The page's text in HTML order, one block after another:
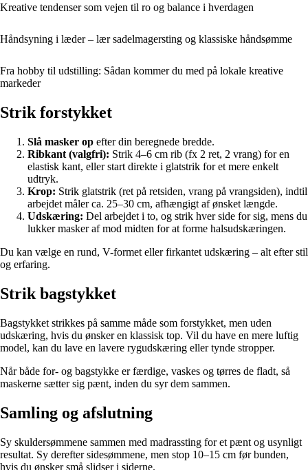
Kreative tendenser som vejen til ro og balance i hverdagen
Håndsyning i læder – lær sadelmagersting og klassiske håndsømme
Fra hobby til udstilling: Sådan kommer du med på lokale kreative
markeder
Strik forstykket
Slå masker op efter din beregnede bredde.
Ribkant (valgfri): Strik 4–6 cm rib (fx 2 ret, 2 vrang) for en
elastisk kant, eller start direkte i glatstrik for et mere enkelt
udtryk.
Krop: Strik glatstrik (ret på retsiden, vrang på vrangsiden), indtil
arbejdet måler ca. 25–30 cm, afhængigt af ønsket længde.
Udskæring: Del arbejdet i to, og strik hver side for sig, mens du
lukker masker af mod midten for at forme halsudskæringen.
Du kan vælge en rund, V-formet eller firkantet udskæring – alt efter stil
og erfaring.
Strik bagstykket
Bagstykket strikkes på samme måde som forstykket, men uden
udskæring, hvis du ønsker en klassisk top. Vil du have en mere luftig
model, kan du lave en lavere rygudskæring eller tynde stropper.
Når både for- og bagstykke er færdige, vaskes og tørres de fladt, så
maskerne sætter sig pænt, inden du syr dem sammen.
Samling og afslutning
Sy skuldersømmene sammen med madrassting for et pænt og usynligt
resultat. Sy derefter sidesømmene, men stop 10–15 cm før bunden,
hvis du ønsker små slidser i siderne.